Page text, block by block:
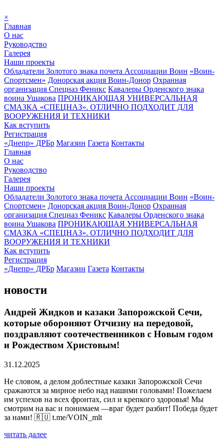
×
Главная
О нас
Руководство
Галерея
Наши проекты
Обладатели Золотого знака почета Ассоциации Воин «Воин-
Спортсмен» Донорская акция Воин-Донор Охранная
организация Спецназ Феникс Кавалеры Орденского знака
воина Ушакова ПРОНИКАЮЩАЯ УНИВЕРСАЛЬНАЯ
СМАЗКА «СПЕЦНАЗ». ОТЛИЧНО ПОДХОДИТ ДЛЯ
ВООРУЖЕНИЯ И ТЕХНИКИ
Как вступить
Регистрация
«Днепр» ДРБр Магазин Газета Контакты
Главная
О нас
Руководство
Галерея
Наши проекты
Обладатели Золотого знака почета Ассоциации Воин «Воин-
Спортсмен» Донорская акция Воин-Донор Охранная
организация Спецназ Феникс Кавалеры Орденского знака
воина Ушакова ПРОНИКАЮЩАЯ УНИВЕРСАЛЬНАЯ
СМАЗКА «СПЕЦНАЗ». ОТЛИЧНО ПОДХОДИТ ДЛЯ
ВООРУЖЕНИЯ И ТЕХНИКИ
Как вступить
Регистрация
«Днепр» ДРБр Магазин Газета Контакты
новости
Андрей Жидков и казаки Запорожской Сечи,
которые обороняют Отчизну на передовой,
поздравляют соотечественников с Новым годом
и Рождеством Христовым!
31.12.2025
Не словом, а делом доблестные казаки Запорожской Сечи
сражаются за мирное небо над нашими головами! Пожелаем
им успехов на всех фронтах, сил и крепкого здоровья! Мы
смотрим на вас и понимаем —враг будет разбит! Победа будет
за нами! 🇷🇺 t.me/VOIN_mlt
читать далее